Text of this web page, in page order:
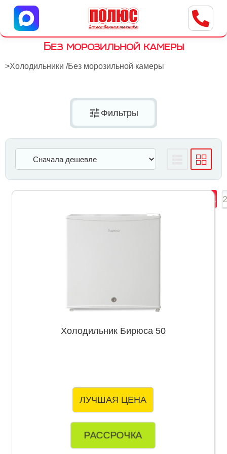
Центр бытовой техники
г. Ульяновск, ул. Пушкарева, 8a
Без морозильной камеры
>Холодильники /Без морозильной камеры
tune Фильтры
Холодильник Бирюса 50
ЛУЧШАЯ ЦЕНА
РАССРОЧКА
1 2